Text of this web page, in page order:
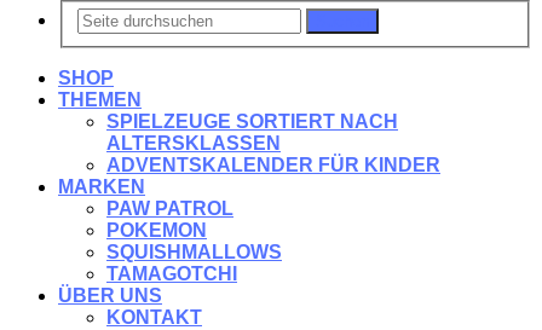
SHOP
THEMEN
SPIELZEUGE SORTIERT NACH
ALTERSKLASSEN
ADVENTSKALENDER FÜR KINDER
MARKEN
PAW PATROL
POKEMON
SQUISHMALLOWS
TAMAGOTCHI
ÜBER UNS
KONTAKT